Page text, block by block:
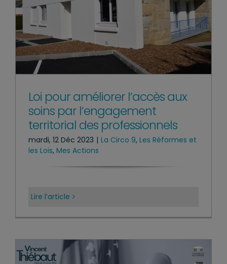
Loi pour améliorer l’accès aux
soins par l’engagement
territorial des professionnels
mardi, 12 Déc 2023 | La Circo 9, Les Réformes et
les Lois, Mes Actions
Lire l’article